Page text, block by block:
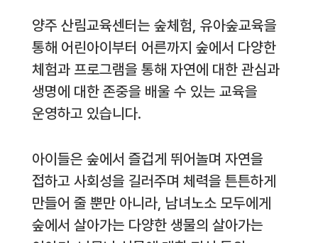
양주 산림교육센터는 숲체험, 유아숲교육을
통해 어린아이부터 어른까지 숲에서 다양한
체험과 프로그램을 통해 자연에 대한 관심과
생명에 대한 존중을 배울 수 있는 교육을
운영하고 있습니다.
아이들은 숲에서 즐겁게 뛰어놀며 자연을
접하고 사회성을 길러주며 체력을 튼튼하게
만들어 줄 뿐만 아니라, 남녀노소 모두에게
숲에서 살아가는 다양한 생물의 살아가는